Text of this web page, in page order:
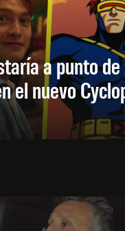
a punto de
el nuevo